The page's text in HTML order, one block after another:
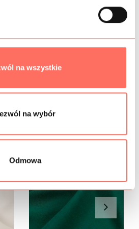
na wszystkie
na wybór
Odmowa
produkty